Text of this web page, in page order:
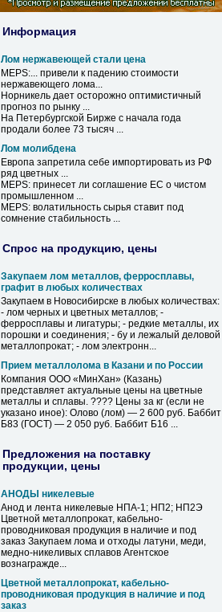
Информация
Лом нержавеющей стали цена
MEPS:... привели к падению стоимости
нержавеющего лома...
Норникель дает осторожно оптимистичный
прогноз по рынку ...
На Петербургской Бирже с начала года
продали более 73 тысяч ...
Лом молибдена
Европа запретила себе импортировать из РФ
ряд цветных ...
MEPS: принесет ли соглашение ЕС о чистом
промышленном ...
MEPS: волатильность сырья ставит под
сомнение стабильность ...
Спрос на продукцию, цены
Закупаем лом металлов, ферросплавы,
графит в любых количествах
Закупаем в Новосибирске в любых количествах:
- лом черных и цветных металлов; -
ферросплавы и лигатуры; - редкие металлы, их
порошки и соединения; - бу и лежалый деловой
металлопрокат; - лом электронн...
Прием металлолома в Казани и по России
Компания ООО «МинХан» (Казань)
представляет актуальные цены на цветные
металлы и сплавы. ???? Цены за кг (если не
указано иное): Олово (лом) — 2 600 руб. Баббит
Б83 (ГОСТ) — 2 050 руб. Баббит Б16 ...
Предложения на поставку
продукции, цены
АНОДЫ никелевые
Анод и лента никелевые НПА-1; НП2; НП2Э
Цветной металлопрокат, кабельно-
проводниковая продукция в наличие и под
заказ Закупаем лома и отходы латуни, меди,
медно-никеливых сплавов Агентское
вознагражде...
Цветной металлопрокат, кабельно-
проводниковая продукция в наличие и под
заказ